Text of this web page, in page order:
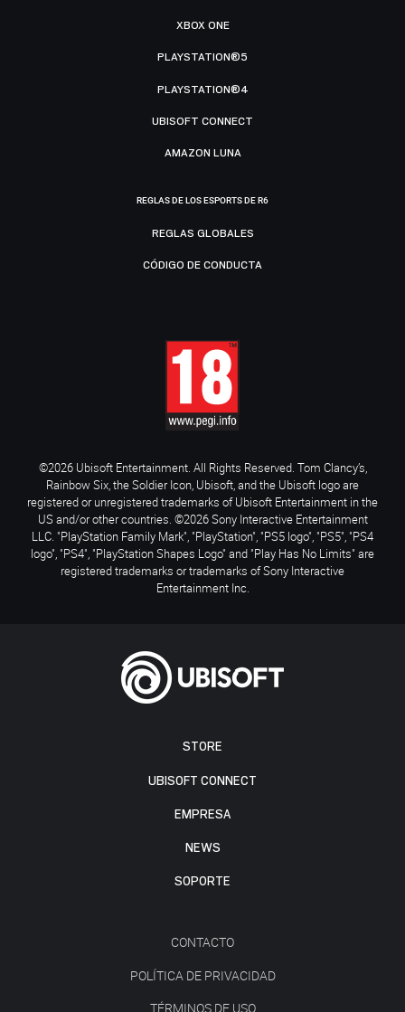
STORE
UBISOFT CONNECT
EMPRESA
NEWS
SOPORTE
CONTACTO
POLÍTICA DE PRIVACIDAD
TÉRMINOS DE USO
XBOX ONE
PLAYSTATION®5
PLAYSTATION®4
UBISOFT CONNECT
AMAZON LUNA
REGLAS DE LOS ESPORTS DE R6
REGLAS GLOBALES
CÓDIGO DE CONDUCTA
©2026 Ubisoft Entertainment. All Rights Reserved. Tom Clancy’s,
Rainbow Six, the Soldier Icon, Ubisoft, and the Ubisoft logo are
registered or unregistered trademarks of Ubisoft Entertainment in the
US and/or other countries. ©2026 Sony Interactive Entertainment
LLC. "PlayStation Family Mark", "PlayStation", "PS5 logo", "PS5", "PS4
logo", "PS4", "PlayStation Shapes Logo" and "Play Has No Limits" are
registered trademarks or trademarks of Sony Interactive
Entertainment Inc.